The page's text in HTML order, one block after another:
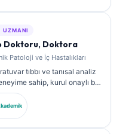
kapsamlı yayınlar
UZMANI
Doktoru, Doktora
Patoloji ve İç Hastalıkları
tıbbı ve tanısal analiz
sahip, kurul onaylı bir
alanında uzmanlık
klinik uygulamada
analizi üzerine